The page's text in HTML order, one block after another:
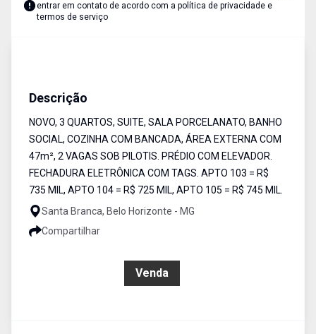
entrar em contato de acordo com a política de privacidade e
termos de serviço
Descrição
NOVO, 3 QUARTOS, SUITE, SALA PORCELANATO, BANHO
SOCIAL, COZINHA COM BANCADA, ÁREA EXTERNA COM
47m², 2 VAGAS SOB PILOTIS. PRÉDIO COM ELEVADOR.
FECHADURA ELETRÔNICA COM TAGS. APTO 103 = R$
735 MIL, APTO 104 = R$ 725 MIL, APTO 105 = R$ 745 MIL.
Santa Branca, Belo Horizonte - MG
Compartilhar
Venda